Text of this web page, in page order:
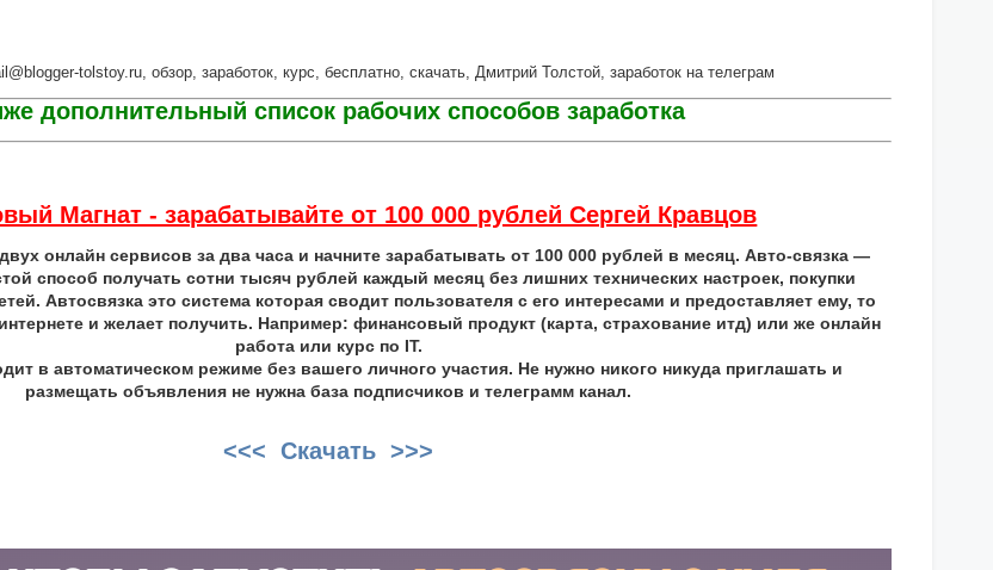
tolstoy.ru, обзор, заработок, курс, бесплатно, скачать, Дмитрий Толстой, заработок на телеграм
дополнительный список рабочих способов заработка
Магнат - зарабатывайте от 100 000 рублей Сергей Кравцов
онлайн сервисов за два часа и начните зарабатывать от 100 000 рублей в месяц. Авто-связка —
способ получать сотни тысяч рублей каждый месяц без лишних технических настроек, покупки
Автосвязка это система которая сводит пользователя с его интересами и предоставляет ему, то
и желает получить. Например: финансовый продукт (карта, страхование итд) или же онлайн
работа или курс по IT.
в автоматическом режиме без вашего личного участия. Не нужно никого никуда приглашать и
размещать объявления не нужна база подписчиков и телеграмм канал.
<<< Скачать >>>